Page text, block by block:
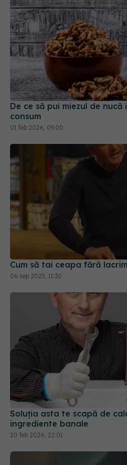
De ce să pui miezul de
consum
01 feb 2026, 09:00
Cum să tai ceapa fără
Soluția asta te scapă de
ingrediente banale
20 feb 2026, 22:01